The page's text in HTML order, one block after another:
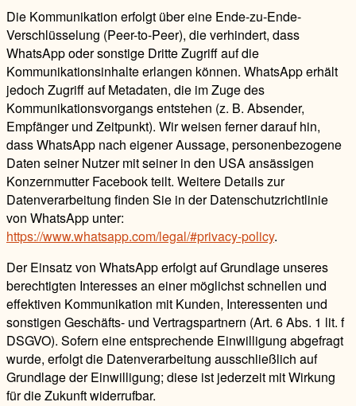
Die Kommunikation erfolgt über eine Ende-zu-Ende-
Verschlüsselung (Peer-to-Peer), die verhindert, dass
WhatsApp oder sonstige Dritte Zugriff auf die
Kommunikationsinhalte erlangen können. WhatsApp erhält
jedoch Zugriff auf Metadaten, die im Zuge des
Kommunikationsvorgangs entstehen (z. B. Absender,
Empfänger und Zeitpunkt). Wir weisen ferner darauf hin,
dass WhatsApp nach eigener Aussage, personenbezogene
Daten seiner Nutzer mit seiner in den USA ansässigen
Konzernmutter Facebook teilt. Weitere Details zur
Datenverarbeitung finden Sie in der Datenschutzrichtlinie
von WhatsApp unter:
https://www.whatsapp.com/legal/#privacy-policy.
Der Einsatz von WhatsApp erfolgt auf Grundlage unseres
berechtigten Interesses an einer möglichst schnellen und
effektiven Kommunikation mit Kunden, Interessenten und
sonstigen Geschäfts- und Vertragspartnern (Art. 6 Abs. 1 lit. f
DSGVO). Sofern eine entsprechende Einwilligung abgefragt
wurde, erfolgt die Datenverarbeitung ausschließlich auf
Grundlage der Einwilligung; diese ist jederzeit mit Wirkung
für die Zukunft widerrufbar.